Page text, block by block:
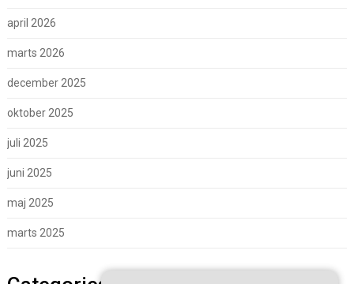
april 2026
marts 2026
december 2025
oktober 2025
juli 2025
juni 2025
maj 2025
marts 2025